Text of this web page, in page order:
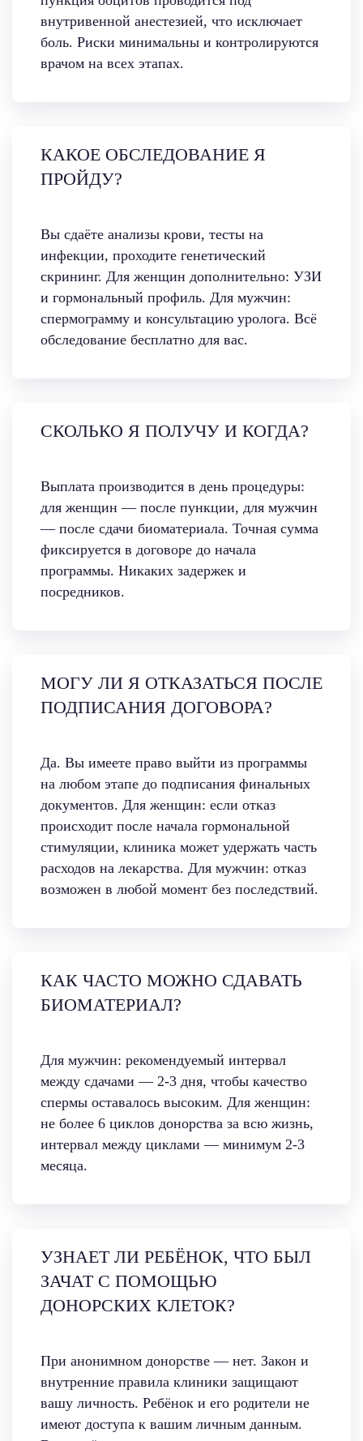
внутривенной анестезией, что исключает
боль. Риски минимальны и контролируются
врачом на всех этапах.
КАКОЕ ОБСЛЕДОВАНИЕ Я
ПРОЙДУ?
Вы сдаёте анализы крови, тесты на
инфекции, проходите генетический
скрининг. Для женщин дополнительно: УЗИ
и гормональный профиль. Для мужчин:
спермограмму и консультацию уролога. Всё
обследование бесплатно для вас.
СКОЛЬКО Я ПОЛУЧУ И КОГДА?
Выплата производится в день процедуры:
для женщин — после пункции, для мужчин
— после сдачи биоматериала. Точная сумма
фиксируется в договоре до начала
программы. Никаких задержек и
посредников.
МОГУ ЛИ Я ОТКАЗАТЬСЯ ПОСЛЕ
ПОДПИСАНИЯ ДОГОВОРА?
Да. Вы имеете право выйти из программы
на любом этапе до подписания финальных
документов. Для женщин: если отказ
происходит после начала гормональной
стимуляции, клиника может удержать часть
расходов на лекарства. Для мужчин: отказ
возможен в любой момент без последствий.
КАК ЧАСТО МОЖНО СДАВАТЬ
БИОМАТЕРИАЛ?
Для мужчин: рекомендуемый интервал
между сдачами — 2-3 дня, чтобы качество
спермы оставалось высоким. Для женщин:
не более 6 циклов донорства за всю жизнь,
интервал между циклами — минимум 2-3
месяца.
УЗНАЕТ ЛИ РЕБЁНОК, ЧТО БЫЛ
ЗАЧАТ С ПОМОЩЬЮ
ДОНОРСКИХ КЛЕТОК?
При анонимном донорстве — нет. Закон и
внутренние правила клиники защищают
вашу личность. Ребёнок и его родители не
имеют доступа к вашим личным данным.